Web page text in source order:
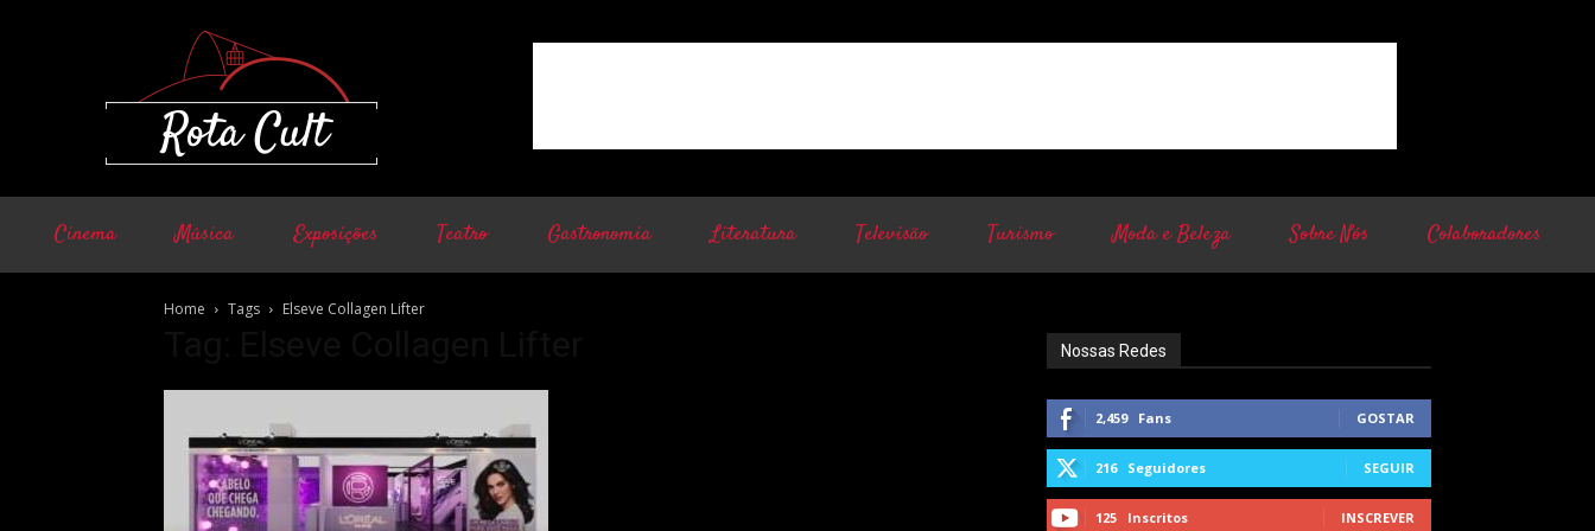
Cinema Música Exposições Teatro Gastronomia Literatura Televisão Turismo Moda e Beleza Sobre Nós Colaboradores
Home Tags Elseve Collagen Lifter
Nossas Redes
2,459 Fans GOSTAR
216 Seguidores SEGUIR
125 Inscritos INSCREVER